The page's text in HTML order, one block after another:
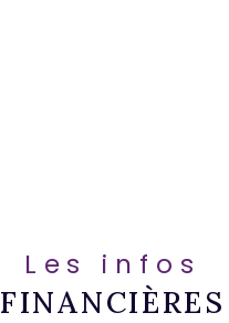
Les infos
FINANCIÈRES